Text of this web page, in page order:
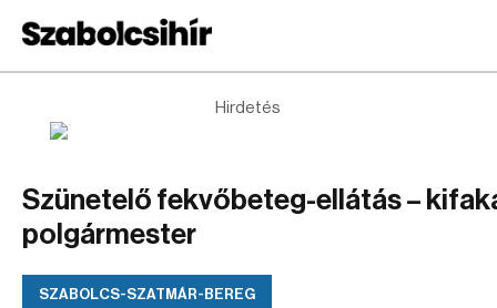
Hirdetés
Szünetelő fekvőbeteg-ellátás –
polgármester
SZABOLCS-SZATMÁR-BEREG